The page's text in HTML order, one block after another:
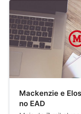
Mackenzie e
no EAD